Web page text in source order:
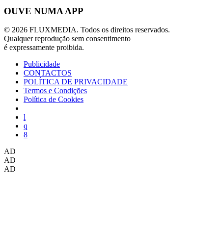
OUVE NUMA APP
© 2026 FLUXMEDIA. Todos os direitos reservados.
Qualquer reprodução sem consentimento
é expressamente proibida.
Publicidade
CONTACTOS
POLÍTICA DE PRIVACIDADE
Termos e Condições
Política de Cookies
AD
AD
AD